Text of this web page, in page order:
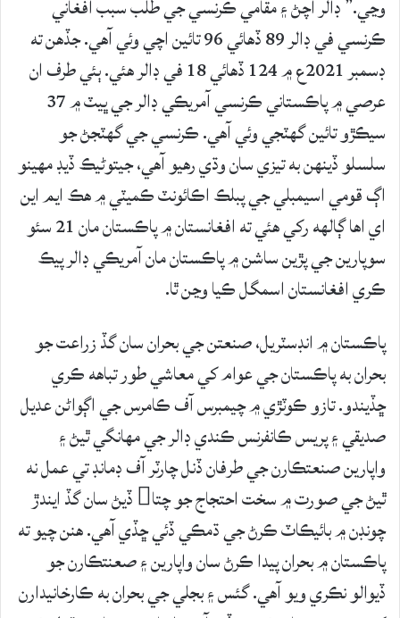
وڃي.” ڊالر اچڻ ۽ مقامي ڪرنسي جي طلب سبب افغاني
ڪرنسي في ڊالر 89 ڏهائي 96 تائين اچي وئي آهي. جڏهن ته
ڊسمبر 2021ع ۾ 124 ڏهائي 18 في ڊالر هئي. ٻئي طرف ان
عرصي ۾ پاڪستاني ڪرنسي آمريڪي ڊالر جي ڀيٽ ۾ 37
سيڪڙو تائين گهٽجي وئي آهي. ڪرنسي جي گهٽجڻ جو
سلسلو ڏينهن به تيزي سان وڌي رهيو آهي، جيتوڻيڪ ڏيڊ مهينو
اڳ قومي اسيمبلي جي پبلڪ اڪائونٽ ڪميٽي ۾ هڪ ايم اين
اي اها ڳالهه رکي هئي ته افغانستان ۾ پاڪستان مان 21 سئو
سوپارين جي پڙين ساشن ۾ پاڪستان مان آمريڪي ڊالر پيڪ
ڪري افغانستان اسمگل ڪيا وڃن ٿا.
پاڪستان ۾ انڊسٽريل، صنعتن جي بحران سان گڏ زراعت جو
بحران به پاڪستان جي عوام کي معاشي طور تباهه ڪري
ڇڏيندو. تازو ڪوٽڙي ۾ چيمبرس آف ڪامرس جي اڳواڻن عديل
صديقي ۽ پريس ڪانفرنس ڪندي ڊالر جي مهانگي ٿيڻ ۽
واپارين صنعتڪارن جي طرفان ڏنل چارٽر آف ڊمانڊ تي عمل نه
ٿيڻ جي صورت ۾ سخت احتجاج جو چتا ڏيڻ سان گڏ ايندڙ
چونڊن ۾ بائيڪاٽ ڪرڻ جي ڌمڪي ڏئي ڇڏي آهي. هنن چيو ته
پاڪستان ۾ بحران پيدا ڪرڻ سان واپارين ۽ صعنتڪارن جو
ڏيوالو نڪري ويو آهي. گئس ۽ بجلي جي بحران به ڪارخانيدارن